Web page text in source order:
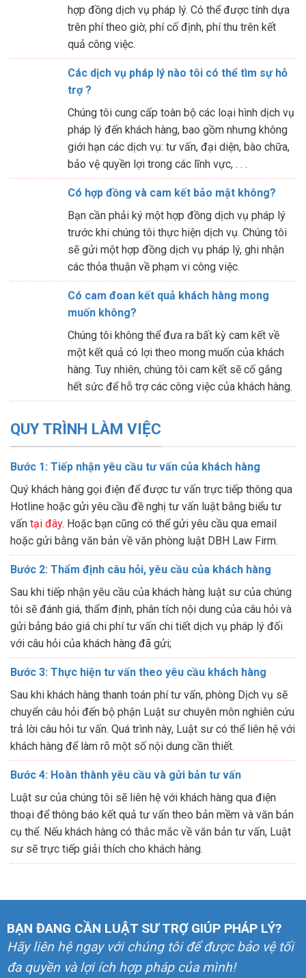
hợp đồng dịch vụ pháp lý. Có thể được tính dựa
trên phí theo giờ, phí cố định, phí thu trên kết
quả công việc.
Các dịch vụ pháp lý nào tôi có thể tìm sự hỗ
trợ ?
Chúng tôi cung cấp toàn bộ các loại hình dịch vụ
pháp lý đến khách hàng, bao gồm nhưng không
giới hạn các dịch vụ: tư vấn, đại diện, bào chữa,
bảo vệ quyền lợi trong các lĩnh vực, . . .
Có hợp đồng và cam kết bảo mật không?
Bạn cần phải ký một hợp đồng dịch vụ pháp lý
trước khi chúng tôi thực hiện dịch vụ. Chúng tôi
sẽ gửi một hợp đồng dịch vụ pháp lý, ghi nhận
các thỏa thuận về phạm vi công việc.
Có cam đoan kết quả khách hàng mong
muốn không?
Chúng tôi không thể đưa ra bất kỳ cam kết về
một kết quả có lợi theo mong muốn của khách
hàng. Tuy nhiên, chúng tôi cam kết sẽ cố gắng
hết sức để hỗ trợ các công việc của khách hàng.
QUY TRÌNH LÀM VIỆC
Bước 1: Tiếp nhận yêu cầu tư vấn của khách hàng
Quý khách hàng gọi điện để được tư vấn trực tiếp thông qua
Hotline hoặc gửi yêu cầu đề nghị tư vấn luật bằng biểu tư
vấn tại đây. Hoặc bạn cũng có thể gửi yêu cầu qua email
hoặc gửi bằng văn bản về văn phòng luật DBH Law Firm.
Bước 2: Thẩm định câu hỏi, yêu cầu của khách hàng
Sau khi tiếp nhận yêu cầu của khách hàng luật sư của chúng
tôi sẽ đánh giá, thẩm định, phân tích nội dung của câu hỏi và
gửi bảng báo giá chi phí tư vấn chi tiết dịch vụ pháp lý đối
với câu hỏi của khách hàng đã gửi;
Bước 3: Thực hiện tư vấn theo yêu cầu khách hàng
Sau khi khách hàng thanh toán phí tư vấn, phòng Dịch vụ sẽ
chuyển câu hỏi đến bộ phận Luật sư chuyên môn nghiên cứu
trả lời câu hỏi tư vấn. Quá trình này, Luật sư có thể liên hệ với
khách hàng để làm rõ một số nội dung cần thiết.
Bước 4: Hoàn thành yêu cầu và gửi bản tư vấn
Luật sư của chúng tôi sẽ liên hệ với khách hàng qua điện
thoại để thông báo kết quả tư vấn theo bản mềm và văn bản
cụ thể. Nếu khách hàng có thắc mắc về văn bản tư vấn, Luật
sư sẽ trực tiếp giải thích cho khách hàng.
BẠN ĐANG CẦN LUẬT SƯ TRỢ GIÚP PHÁP LÝ?
Hãy liên hệ ngay với chúng tôi để được bảo vệ tối
đa quyền và lợi ích hợp pháp của mình!